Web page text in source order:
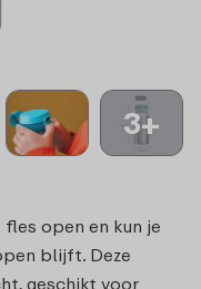
3+
open en kun je
blijft. Deze
geschikt voor